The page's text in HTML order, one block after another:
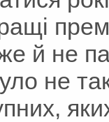
й не
не